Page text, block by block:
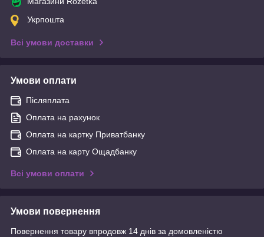
Укрпошта
Всі умови доставки
Умови оплати
Післяплата
Оплата на рахунок
Оплата на картку Приватбанку
Оплата на карту Ощадбанку
Всі умови оплати
Умови повернення
Повернення товару впродовж 14 днів за домовленістю